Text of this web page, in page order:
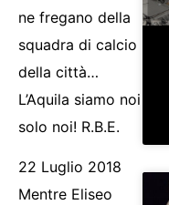
ne fregano della
squadra di calcio
della città…
L’Aquila siamo noi
solo noi! R.B.E.
22 Luglio 2018
Mentre Eliseo